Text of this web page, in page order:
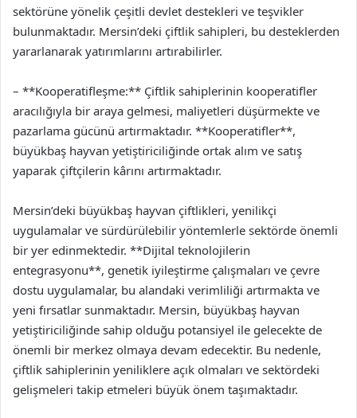
sektörüne yönelik çeşitli devlet destekleri ve teşvikler
bulunmaktadır. Mersin’deki çiftlik sahipleri, bu desteklerden
yararlanarak yatırımlarını artırabilirler.
– **Kooperatifleşme:** Çiftlik sahiplerinin kooperatifler
aracılığıyla bir araya gelmesi, maliyetleri düşürmekte ve
pazarlama gücünü artırmaktadır. **Kooperatifler**,
büyükbaş hayvan yetiştiriciliğinde ortak alım ve satış
yaparak çiftçilerin kârını artırmaktadır.
Mersin’deki büyükbaş hayvan çiftlikleri, yenilikçi
uygulamalar ve sürdürülebilir yöntemlerle sektörde önemli
bir yer edinmektedir. **Dijital teknolojilerin
entegrasyonu**, genetik iyileştirme çalışmaları ve çevre
dostu uygulamalar, bu alandaki verimliliği artırmakta ve
yeni fırsatlar sunmaktadır. Mersin, büyükbaş hayvan
yetiştiriciliğinde sahip olduğu potansiyel ile gelecekte de
önemli bir merkez olmaya devam edecektir. Bu nedenle,
çiftlik sahiplerinin yeniliklere açık olmaları ve sektördeki
gelişmeleri takip etmeleri büyük önem taşımaktadır.